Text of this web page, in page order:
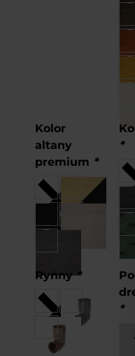
Kolor
altany
premium *
*
Rynny*
*